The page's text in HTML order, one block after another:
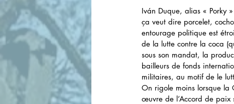
Iván Duque, alias « Porky
ça veut dire porcelet,
entourage politique est
de la lutte contre la coca
sous son mandat, la
bailleurs de fonds
militaires, au motif de le
On rigole moins lorsque la
œuvre de l’Accord de paix